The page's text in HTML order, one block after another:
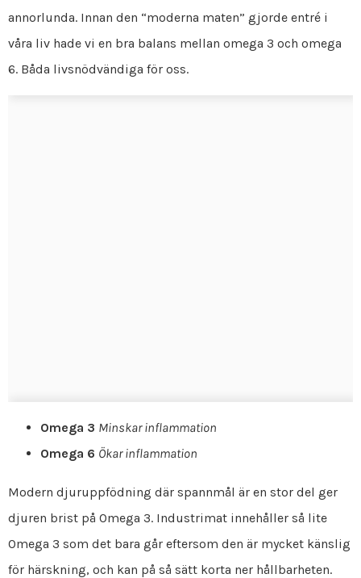
annorlunda. Innan den “moderna maten” gjorde entré i
våra liv hade vi en bra balans mellan omega 3 och omega
6. Båda livsnödvändiga för oss.
Omega 3 Minskar inflammation
Omega 6 Ökar inflammation
Modern djuruppfödning där spannmål är en stor del ger
djuren brist på Omega 3. Industrimat innehåller så lite
Omega 3 som det bara går eftersom den är mycket känslig
för härskning, och kan på så sätt korta ner hållbarheten.